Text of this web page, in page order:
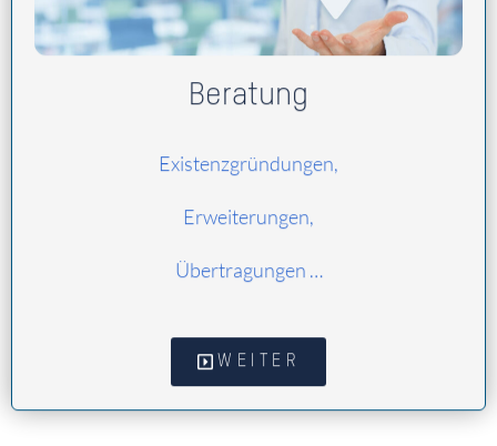
Beratung
Existenzgründungen,
Erweiterungen,
Übertragungen …
WEITER